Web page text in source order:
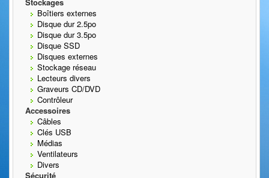
Boîtiers externes
Disque dur 2.5po
Disque dur 3.5po
Disque SSD
Disques externes
Stockage réseau
Lecteurs divers
Graveurs CD/DVD
Contrôleur
Accessoires
Câbles
Clés USB
Médias
Ventilateurs
Divers
Sécurité